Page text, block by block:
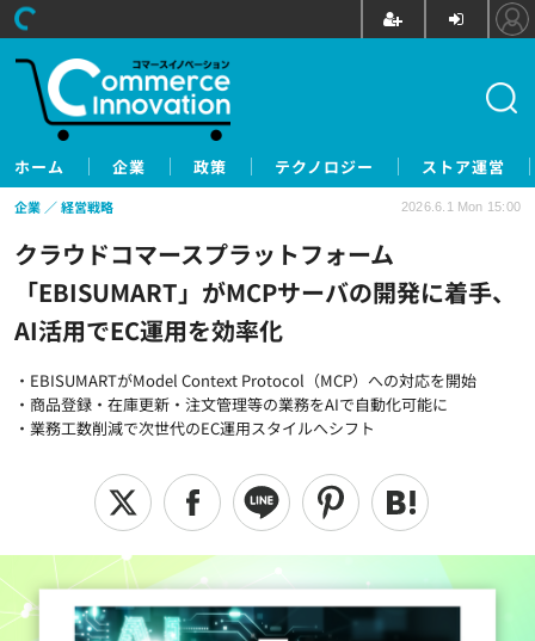
ホーム 企業 政策 テクノロジー ストア運営
クラウドコマースプラットフォーム
「EBISUMART」がMCPサーバの開発に着手、
AI活用でEC運用を効率化
・EBISUMARTがModel Context Protocol（MCP）への対応を開始
・商品登録・在庫更新・注文管理等の業務をAIで自動化可能に
・業務工数削減で次世代のEC運用スタイルへシフト
企業 経営戦略 2026.6.1 Mon 15:00